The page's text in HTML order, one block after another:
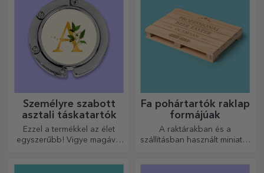
Személyre szabott
A tökéletes ajándék
könyvmolyoknak.
Tik-tak! Az idő múlik, de az
emlékeid megmaradnak!
Rendezze el pillanatait
néhány képen, és a